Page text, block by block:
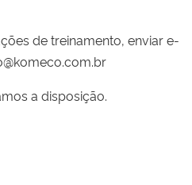
de treinamento, enviar e-
a disposição.